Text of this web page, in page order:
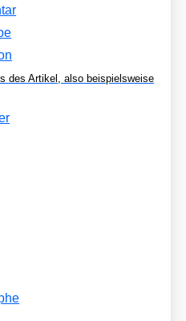
des Artikel, also beispielsweise